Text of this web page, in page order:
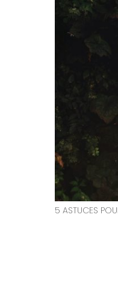
5 ASTUCES